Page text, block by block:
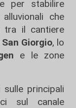
per stabilire
che
tra il cantiere
San Giorgio, lo
e le zone
sulle principali
sul canale